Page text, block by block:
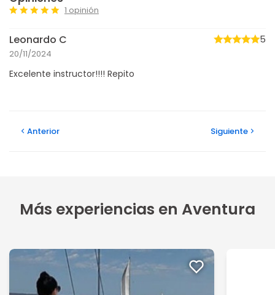
1 opinión
Leonardo C
20/11/2024
5
Excelente instructor!!!! Repito
Anterior Siguiente
Más experiencias en Aventura